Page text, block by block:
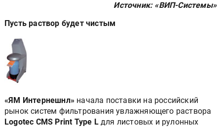
Источник: «ВИП-Системы»
Пусть раствор будет чистым
«ЯМ Интернешнл» начала поставки на российский
рынок систем фильтрования увлажняющего раствора
Logotec CMS Print Type L для листовых и рулонных